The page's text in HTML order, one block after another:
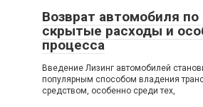
Возврат автомобиля по
скрытые расходы и
процесса
Введение Лизинг автомобилей
популярным способом владения
средством, особенно среди тех,